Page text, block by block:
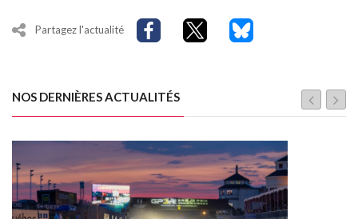
Partagez l'actualité
NOS DERNIÈRES ACTUALITÉS